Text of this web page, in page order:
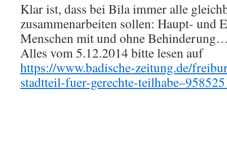
Klar ist, dass bei Bila immer alle
zusammenarbeiten sollen: Haupt- und
Menschen mit und ohne
Alles vom 5.12.2014 bitte lesen auf
https://www.badische-zeitung.de/
stadtteil-fuer-gerechte-